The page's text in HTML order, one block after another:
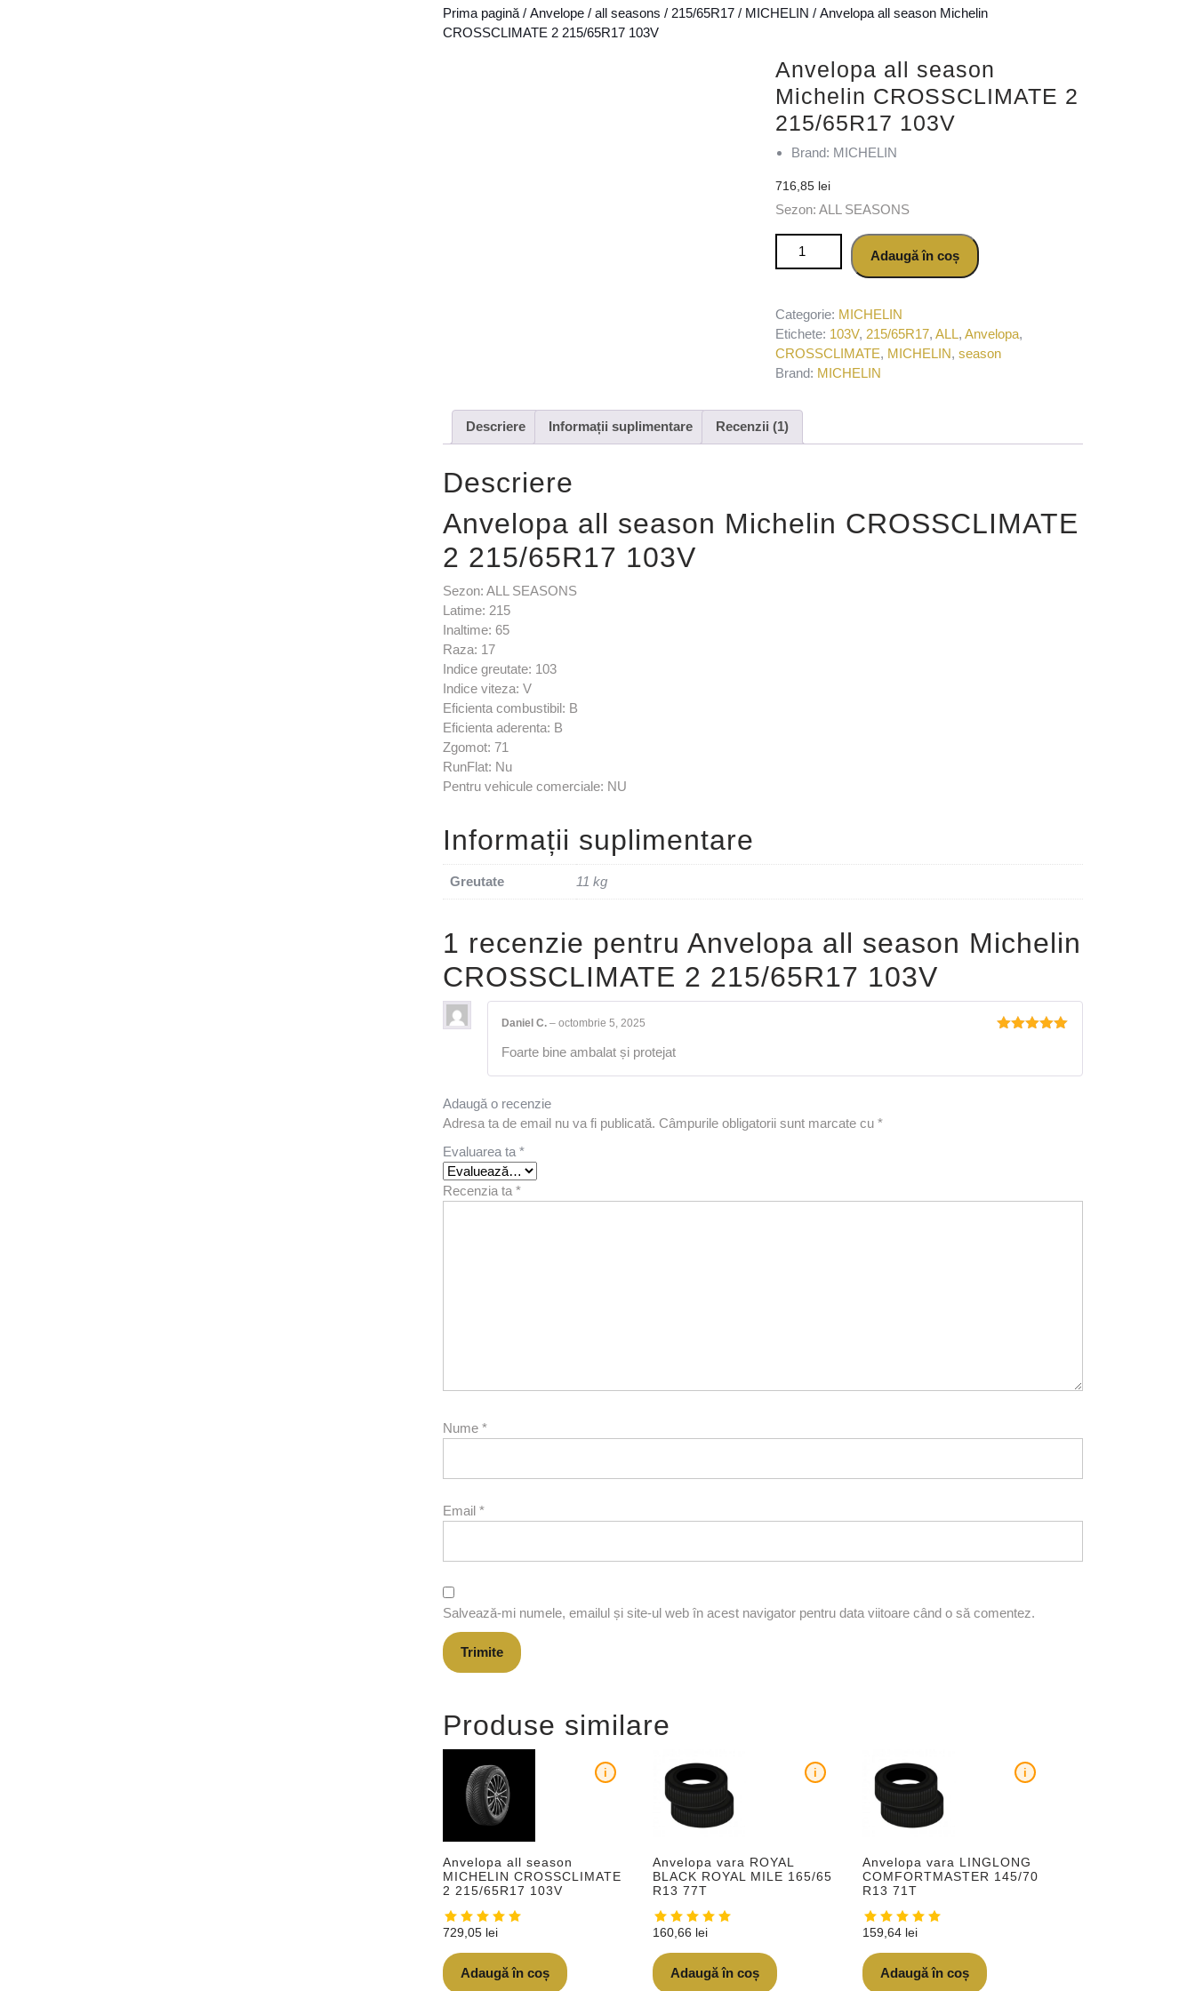
Prima pagină / Anvelope / all seasons / 215/65R17 / MICHELIN / Anvelopa all season Michelin
CROSSCLIMATE 2 215/65R17 103V
Anvelopa all season
Michelin CROSSCLIMATE 2
215/65R17 103V
Brand: MICHELIN
716,85 lei
Sezon: ALL SEASONS
Cantitate Anvelopa all season Michelin CROSSCLIMATE 2 215/65R17
Adaugă în coș
Categorie: MICHELIN
Etichete: 103V, 215/65R17,ALL,Anvelopa,
CROSSCLIMATE, MICHELIN,season
Brand: MICHELIN
Descriere Informații suplimentare Recenzii (1)
Descriere
Anvelopa all season Michelin CROSSCLIMATE
2 215/65R17 103V
Sezon: ALL SEASONS
Latime: 215
Inaltime: 65
Raza: 17
Indice greutate: 103
Indice viteza: V
Eficienta combustibil: B
Eficienta aderenta: B
Zgomot: 71
RunFlat: Nu
Pentru vehicule comerciale: NU
Informații suplimentare
Greutate 11 kg
1 recenzie pentru Anvelopa all season Michelin
CROSSCLIMATE 2 215/65R17 103V
Daniel C. – octombrie 5, 2025
Foarte bine ambalat și protejat
Adaugă o recenzie
Adresa ta de email nu va fi publicată. Câmpurile obligatorii sunt marcate cu *
Evaluarea ta *
Recenzia ta *
Nume *
Email *
Salvează-mi numele, emailul și site-ul web în acest navigator pentru data viitoare când o să comentez.
Produse similare
Anvelopa all season
MICHELIN CROSSCLIMATE
2 215/65R17 103V
i
729,05 lei
Adaugă în coș
Anvelopa vara ROYAL
BLACK ROYAL MILE 165/65
R13 77T
i
160,66 lei
Adaugă în coș
Anvelopa vara LINGLONG
COMFORTMASTER 145/70
R13 71T
i
159,64 lei
Adaugă în coș